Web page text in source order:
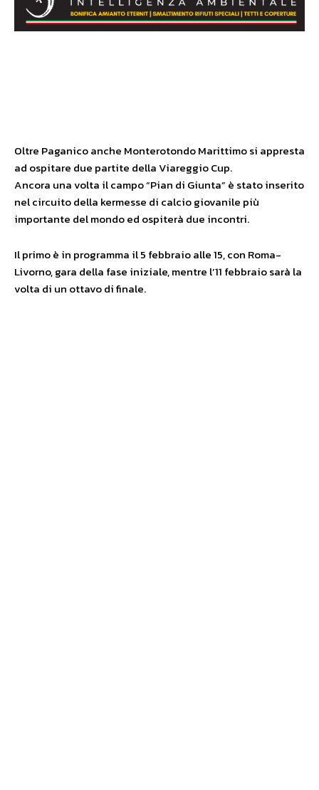
Oltre Paganico anche Monterotondo Marittimo si appresta
ad ospitare due partite della Viareggio Cup.
Ancora una volta il campo “Pian di Giunta” è stato inserito
nel circuito della kermesse di calcio giovanile più
importante del mondo ed ospiterà due incontri.
Il primo è in programma il 5 febbraio alle 15, con Roma-
Livorno, gara della fase iniziale, mentre l’11 febbraio sarà la
volta di un ottavo di finale.